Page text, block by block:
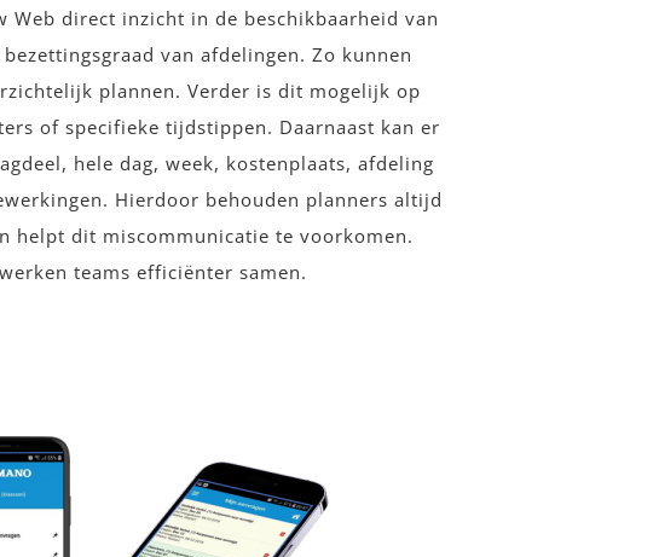
Web direct inzicht in de beschikbaarheid van
van afdelingen. Zo kunnen
plannen. Verder is dit mogelijk op
of specifieke tijdstippen. Daarnaast kan er
hele dag, week, kostenplaats, afdeling
Hierdoor behouden planners altijd
helpt dit miscommunicatie te voorkomen.
teams efficiënter samen.